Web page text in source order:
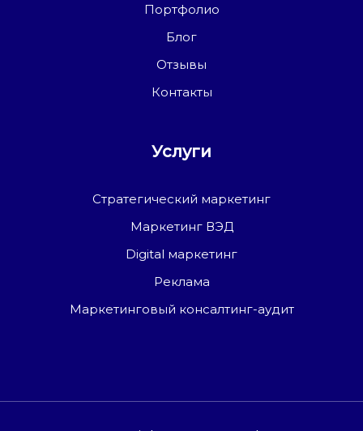
Портфолио
Блог
Отзывы
Контакты
Услуги
Стратегический маркетинг
Маркетинг ВЭД
Digital маркетинг
Реклама
Маркетинговый консалтинг-аудит